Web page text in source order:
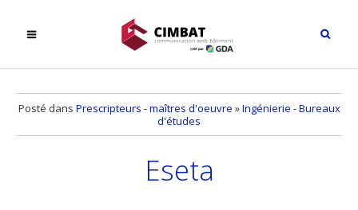
Posté dans Prescripteurs - maîtres d'oeuvre »Ingénierie - Bureaux
d'études
Eseta